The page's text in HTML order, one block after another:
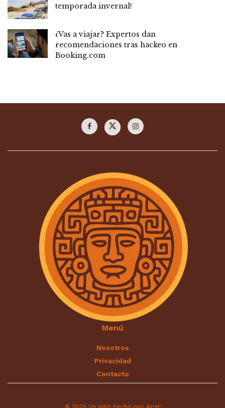
temporada invernal!
¿Vas a viajar? Expertos dan
recomendaciones tras hackeo en
Booking.com
Menú
Nosotros
Privacidad
Contacto
© 2025 Un sitio hecho por Arre!